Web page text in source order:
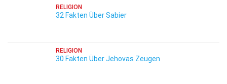
RELIGION
32 Fakten Über Sabier
RELIGION
30 Fakten Über Jehovas Zeugen